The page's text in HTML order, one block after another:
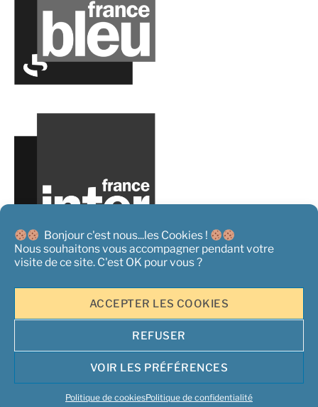
Bonjour c'est nous...les Cookies !
Nous souhaitons vous accompagner pendant votre
visite de ce site. C'est OK pour vous ?
ACCEPTER LES COOKIES
REFUSER
VOIR LES PRÉFÉRENCES
Politique de cookiesPolitique de confidentialité
Conditions générales de Vente|Politique de
Opper Services